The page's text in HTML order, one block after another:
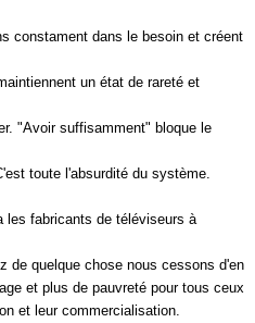
constament dans le besoin et créent
un état de rareté et
"Avoir suffisamment" bloque le
toute l'absurdité du système.
les fabricants de téléviseurs à
de quelque chose nous cessons d'en
et plus de pauvreté pour tous ceux
et leur commercialisation.